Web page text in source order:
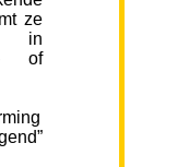
ze
in
of